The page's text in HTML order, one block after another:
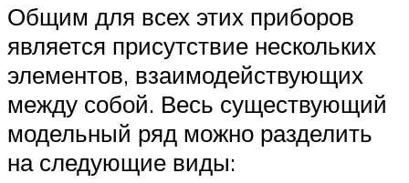
Общим для всех этих приборов
является присутствие нескольких
элементов, взаимодействующих
между собой. Весь существующий
модельный ряд можно разделить
на следующие виды: